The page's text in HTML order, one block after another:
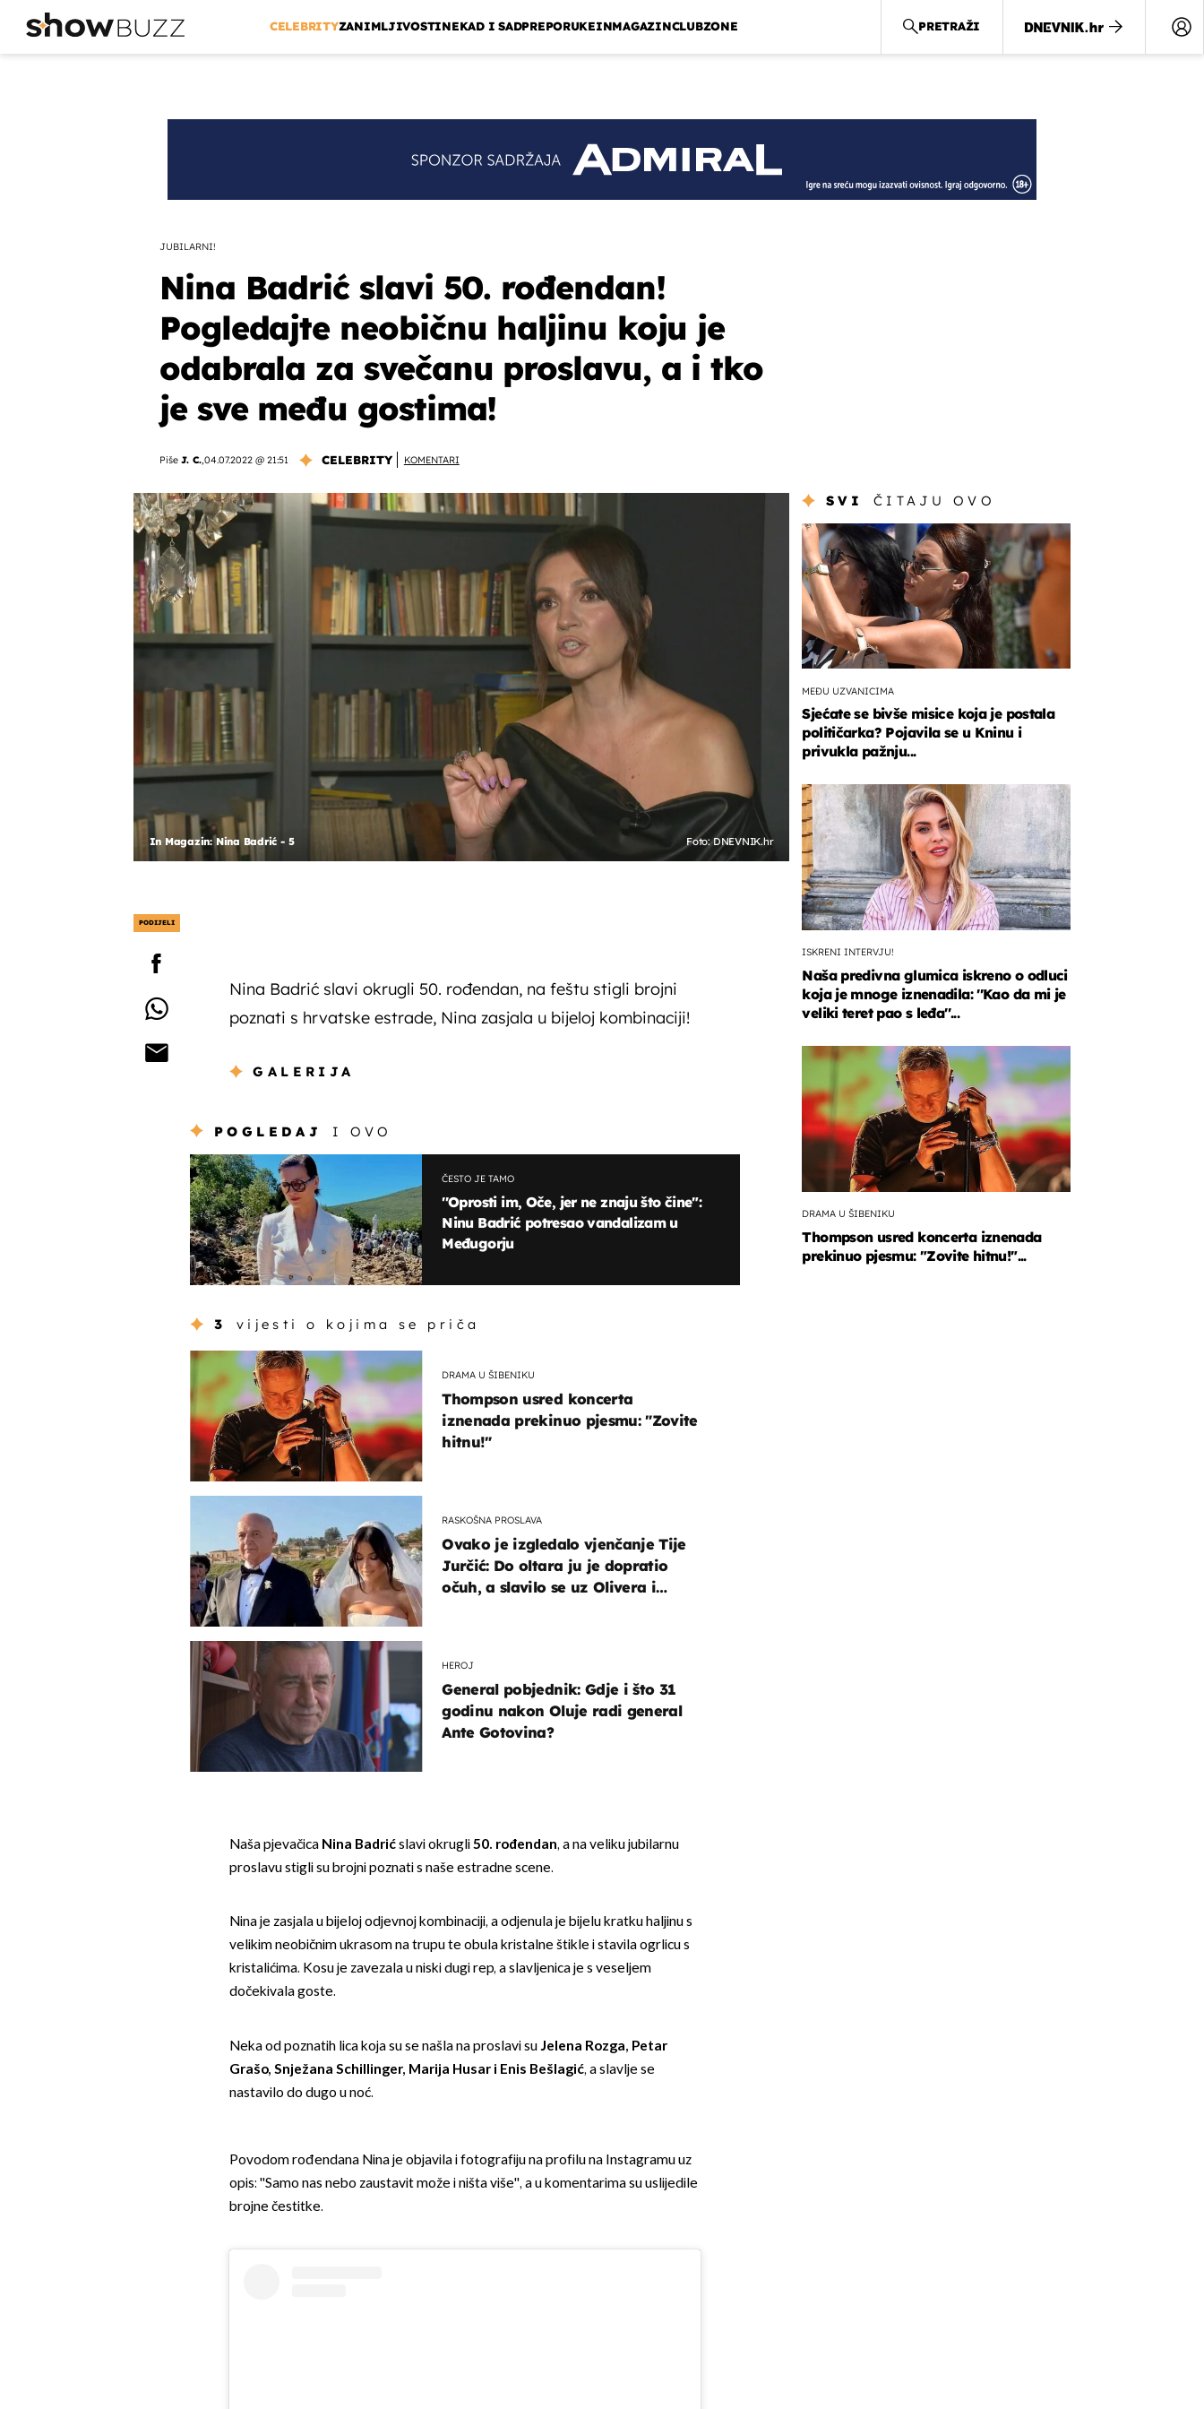
CELEBRITYZANIMLJIVOSTINEKAD I SADPREPORUKEINMAGAZINCLUBZONE PRETRAŽI
JUBILARNI!
Nina Badrić slavi 50. rođendan!
Pogledajte neobičnu haljinu koju je
odabrala za svečanu proslavu, a i tko
je sve među gostima!
Piše J. C.,04.07.2022 @ 21:51 CELEBRITY KOMENTARI
In Magazin: Nina Badrić - 5 Foto: DNEVNIK.hr
PODIJELI
Nina Badrić slavi okrugli 50. rođendan, na feštu stigli brojni
poznati s hrvatske estrade, Nina zasjala u bijeloj kombinaciji!
GALERIJA
POGLEDAJ I OVO
ČESTO JE TAMO
''Oprosti im, Oče, jer ne znaju što čine":
Ninu Badrić potresao vandalizam u
Međugorju
3 vijesti o kojima se priča
DRAMA U ŠIBENIKU
Thompson usred koncerta
iznenada prekinuo pjesmu: "Zovite
hitnu!"
RASKOŠNA PROSLAVA
Ovako je izgledalo vjenčanje Tije
Jurčić: Do oltara ju je dopratio
očuh, a slavilo se uz Olivera i
HEROJ
General pobjednik: Gdje i što 31
godinu nakon Oluje radi general
Ante Gotovina?
Naša pjevačicaNina Badrićslavi okrugli50. rođendan, a na veliku jubilarnu
proslavu stigli su brojni poznati s naše estradne scene.
Nina je zasjala u bijeloj odjevnoj kombinaciji, a odjenula je bijelu kratku haljinu s
velikim neobičnim ukrasom na trupu te obula kristalne štikle i stavila ogrlicu s
kristalićima. Kosu je zavezala u niski dugi rep, a slavljenica je s veseljem
dočekivala goste.
Neka od poznatih lica koja su se našla na proslavi suJelena Rozga, Petar
Grašo, Snježana Schillinger, Marija Husar i Enis Bešlagić, a slavlje se
nastavilo do dugo u noć.
Povodom rođendana Nina je objavila i fotografiju na profilu na Instagramu uz
opis: ''Samo nas nebo zaustavit može i ništa više'', a u komentarima su uslijedile
brojne čestitke.
SVI ČITAJU OVO
MEĐU UZVANICIMA
Sjećate se bivše misice koja je postala
političarka? Pojavila se u Kninu i
privukla pažnju...
ISKRENI INTERVJU!
Naša predivna glumica iskreno o odluci
koja je mnoge iznenadila: ''Kao da mi je
veliki teret pao s leđa''...
DRAMA U ŠIBENIKU
Thompson usred koncerta iznenada
prekinuo pjesmu: "Zovite hitnu!"...
OMOGUĆI OBAVIJESTI